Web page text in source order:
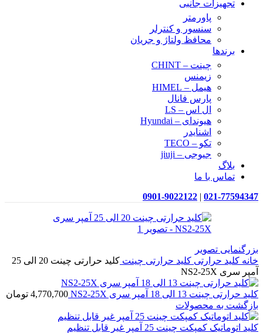
تجهیزات جانبی
پاورمتر
سنسور و کنترلر
محافظ ولتاژ و‌ جریان
برندها
چینت – CHINT
زیمنس
هیمل – HIMEL
پارس فانال
ال اس – LS
هیوندای – Hyundai
اشنایدر
تکو – TECO
جیوجی – jiuji
بلاگ
تماس با ما
021-77594347
|
0901-9022122
بزرگنمایی تصویر
خانه کلید حرارتی کلید حرارتی چینت
کلید حرارتی چینت 20 الی 25
آمپر سری NS2-25X
کلید حرارتی چینت 13 الی 18 آمپر سری NS2-25X 4,770,700 تومان
بازگشت به محصولات
کلید اتوماتیک کمپکت چینت 25 آمپر غیر قابل تنظیم